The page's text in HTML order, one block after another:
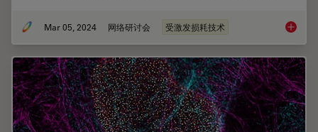
Mar 05, 2024 网络研讨会 受激发损耗技术 细胞活